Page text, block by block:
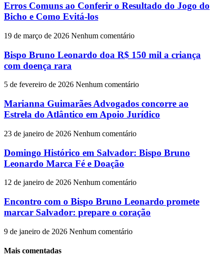
Erros Comuns ao Conferir o Resultado do Jogo do
Bicho e Como Evitá-los
19 de março de 2026 Nenhum comentário
Bispo Bruno Leonardo doa R$ 150 mil a criança
com doença rara
5 de fevereiro de 2026 Nenhum comentário
Marianna Guimarães Advogados concorre ao
Estrela do Atlântico em Apoio Jurídico
23 de janeiro de 2026 Nenhum comentário
Domingo Histórico em Salvador: Bispo Bruno
Leonardo Marca Fé e Doação
12 de janeiro de 2026 Nenhum comentário
Encontro com o Bispo Bruno Leonardo promete
marcar Salvador: prepare o coração
9 de janeiro de 2026 Nenhum comentário
Mais comentadas